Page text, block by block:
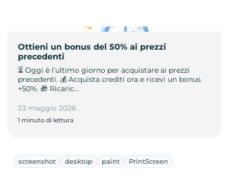
Ottieni un bonus del 50% ai prezzi
precedenti
⏳ Oggi è l’ultimo giorno per acquistare ai prezzi
precedenti. 💰 Acquista crediti ora e ricevi un bonus
+50%. 🎁 Ricaric…
23 maggio 2026
1 minuto di lettura
screenshot desktop paint PrintScreen